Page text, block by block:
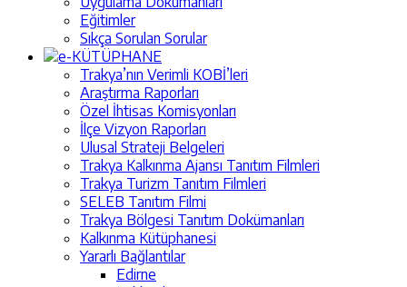
Eğitimler
Sıkça Sorulan Sorular
e-KÜTÜPHANE
Trakya’nın Verimli KOBİ’leri
Araştırma Raporları
Özel İhtisas Komisyonları
İlçe Vizyon Raporları
Ulusal Strateji Belgeleri
Trakya Kalkınma Ajansı Tanıtım Filmleri
Trakya Turizm Tanıtım Filmleri
SELEB Tanıtım Filmi
Trakya Bölgesi Tanıtım Dokümanları
Kalkınma Kütüphanesi
Yararlı Bağlantılar
Edirne